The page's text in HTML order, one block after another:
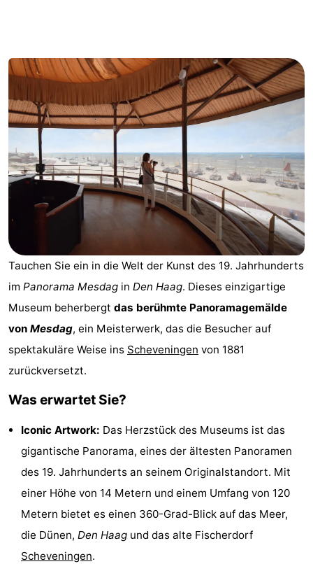
Zimmer
(mit
Frühstück)
Lastminutes
Strand
Sehen
tun
Museen
-
Denkmäler
-
Aussichtspunkte
Attraktionen
-
Rundfahrten
Unterhaltung
-
Spielplätze
-
Indoor-
Spielplätze
Dörfer
Städte
Natur
Führungen
Sport
Tauchen Sie ein in die Welt der Kunst des 19. Jahrhunderts
im Panorama Mesdag in Den Haag. Dieses einzigartige
Museum beherbergt das berühmte Panoramagemälde
von Mesdag, ein Meisterwerk, das die Besucher auf
spektakuläre Weise ins Scheveningen von 1881
zurückversetzt.
Was erwartet Sie?
Iconic Artwork: Das Herzstück des Museums ist das
gigantische Panorama, eines der ältesten Panoramen
des 19. Jahrhunderts an seinem Originalstandort. Mit
einer Höhe von 14 Metern und einem Umfang von 120
Metern bietet es einen 360-Grad-Blick auf das Meer,
die Dünen, Den Haag und das alte Fischerdorf
Scheveningen.